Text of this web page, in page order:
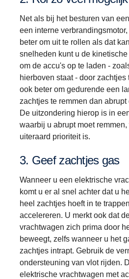
Net als bij het besturen van
een interne
beter om uit te rollen als dat
snelheden kunt u de
om de accu's op te laden -
hierboven staat - door zachtjes
ook beter om gedurende een
zachtjes te remmen dan abrupt
De uitzondering hierop is in
waarbij u abrupt moet
uiteraard prioriteit is.
3. Geef zachtjes gas
Wanneer u een elektrische
komt u er al snel achter dat u
heel zachtjes hoeft in te
accelereren. U merkt ook dat
vrachtwagen zich prima door
beweegt, zelfs wanneer u het
zachtjes intrapt. Gebruik de
ondersteuning van vlot rijden.
elektrische vrachtwagen met